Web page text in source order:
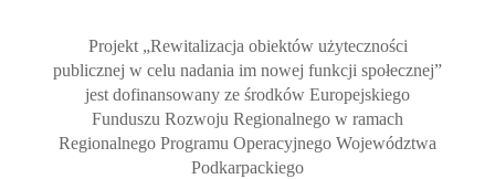
Projekt „Rewitalizacja obiektów użyteczności
publicznej w celu nadania im nowej funkcji społecznej”
jest dofinansowany ze środków Europejskiego
Funduszu Rozwoju Regionalnego w ramach
Regionalnego Programu Operacyjnego Województwa
Podkarpackiego